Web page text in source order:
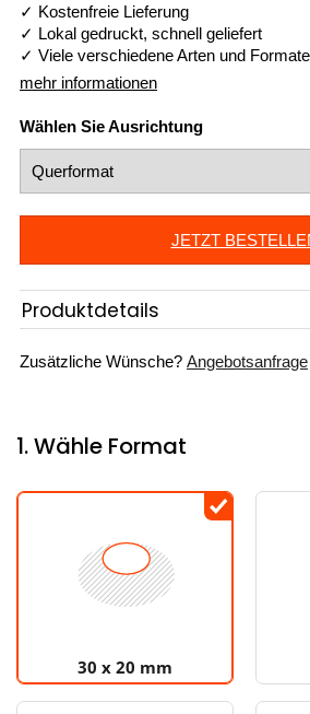
✓ Kostenfreie Lieferung
✓ Lokal gedruckt, schnell geliefert
✓ Viele verschiedene Arten und Formate
mehr informationen
Wählen Sie Ausrichtung
JETZT
Produktdetails
Zusätzliche Wünsche? Angebotsanfrage
1. Wähle Format
30 x 20 mm